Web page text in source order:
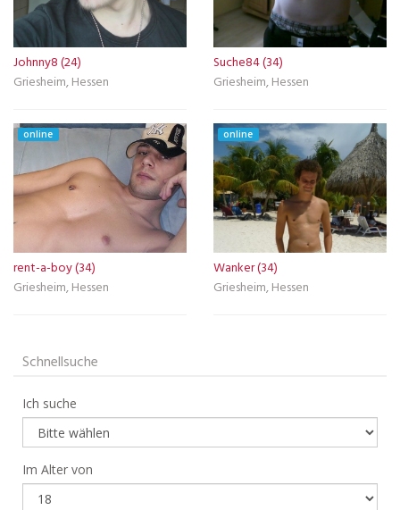
Johnny8 (24)
Griesheim, Hessen
Suche84 (34)
Griesheim, Hessen
online
rent-a-boy (34)
Griesheim, Hessen
online
Wanker (34)
Griesheim, Hessen
Schnellsuche
Ich suche
Im Alter von